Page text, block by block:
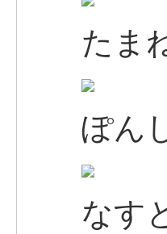
たま
ぽん
なす